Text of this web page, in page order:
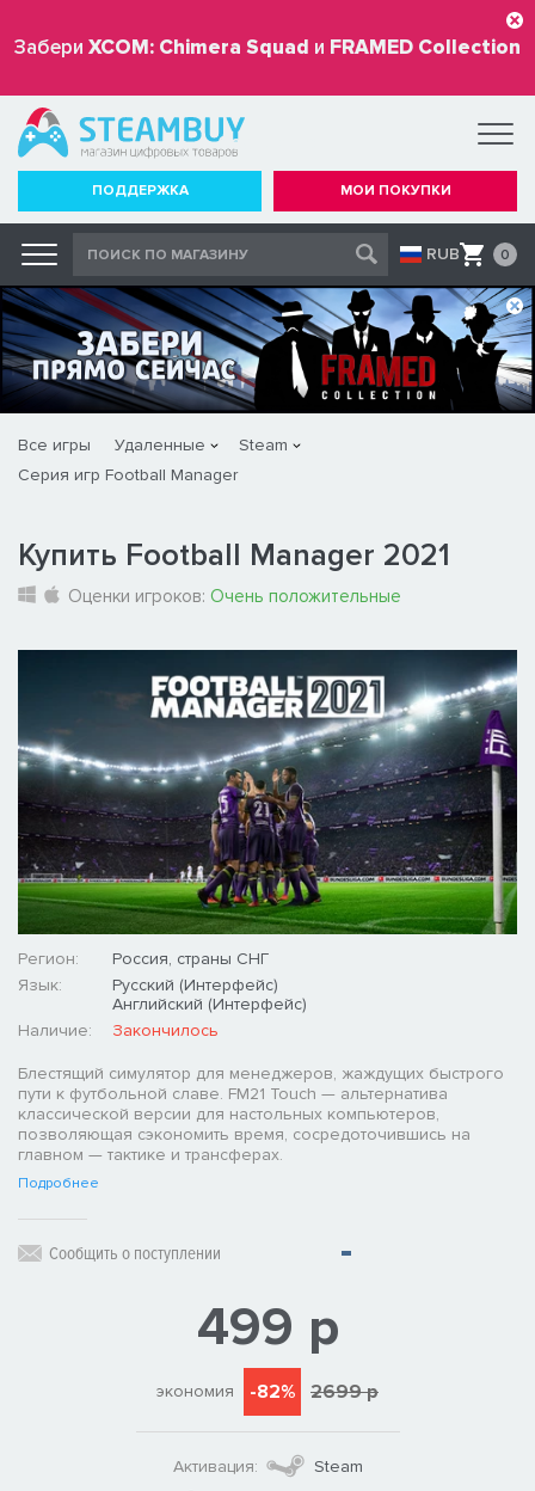
Забери XCOM: Chimera Squad и FRAMED Collection
бесплатно
ПОДДЕРЖКА МОИ ПОКУПКИ
RUB 0
Все игры Удаленные
Steam
Серия игр Football Manager
Купить Football Manager 2021
Оценки игроков: Очень положительные
Регион:
Россия, страны СНГ
Язык:
Русский (Интерфейс)
Английский (Интерфейс)
Наличие:
Закончилось
Блестящий симулятор для менеджеров, жаждущих быстрого
пути к футбольной славе. FM21 Touch — альтернатива
классической версии для настольных компьютеров,
позволяющая сэкономить время, сосредоточившись на
главном — тактике и трансферах.
Подробнее
Сообщить о поступлении
499 р
экономия -82% 2699 р
Активация:
Steam